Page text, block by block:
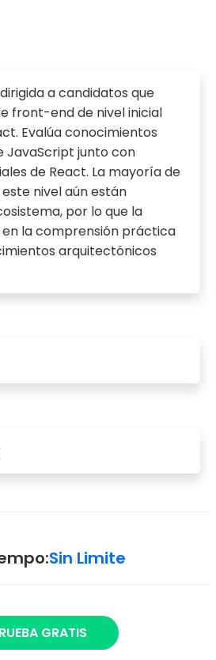
a candidatos que
front-end de nivel inicial
Evalúa conocimientos
JavaScript junto con
de React. La mayoría de
nivel aún están
por lo que la
la comprensión práctica
arquitectónicos
Sin Limite
GRATIS